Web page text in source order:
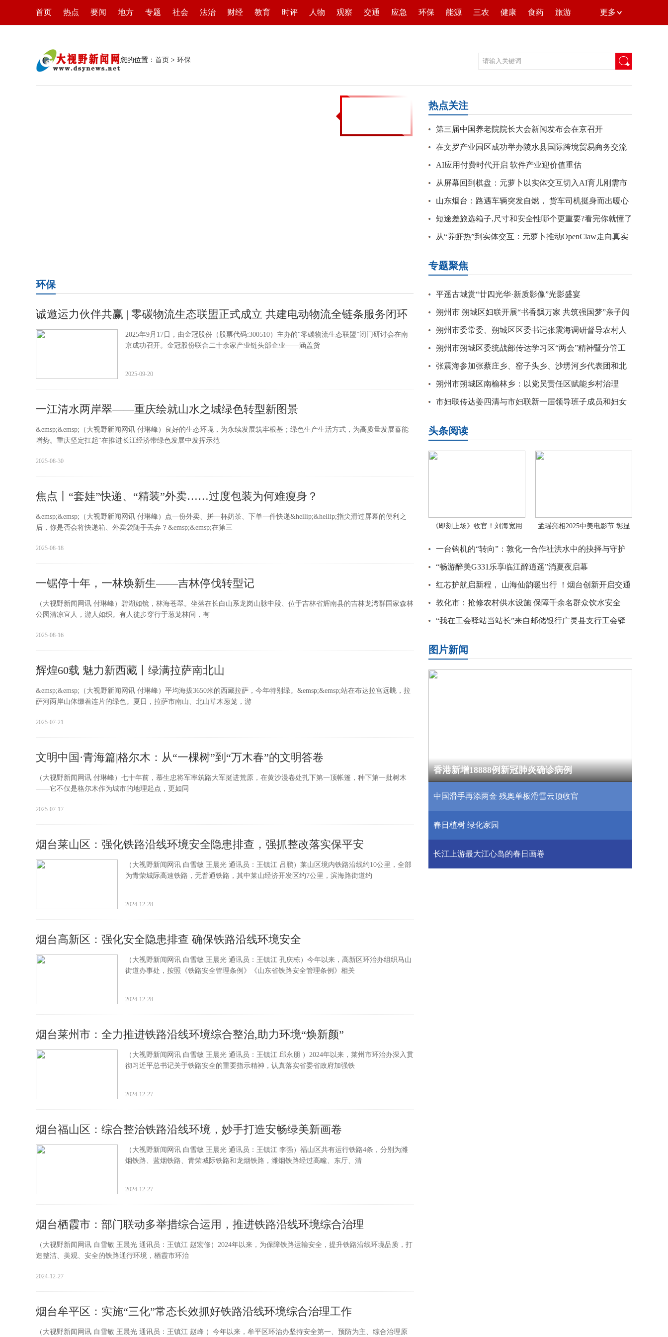
首页 热点 要闻 地方 专题 社会 法治 财经 教育 时评 人物 观察 交通 应急 环保 能源 三农 健康 食药 旅游 更多
您的位置： 首页 > 环保
环保
诚邀运力伙伴共赢 | 零碳物流生态联盟正式成立 共建电动物流全链条服务闭环
2025年9月17日，由金冠股份（股票代码:300510）主办的“零碳物流生态联盟”闭门研讨会在南
京成功召开。金冠股份联合二十余家产业链头部企业——涵盖货
2025-09-20
一江清水两岸翠——重庆绘就山水之城绿色转型新图景
&emsp;&emsp;（大视野新闻网讯 付琳峰）良好的生态环境，为永续发展筑牢根基；绿色生产生活方式，为高质量发展蓄能
增势。重庆坚定扛起“在推进长江经济带绿色发展中发挥示范
2025-08-30
焦点丨“套娃”快递、“精装”外卖……过度包装为何难瘦身？
&emsp;&emsp;（大视野新闻网讯 付琳峰）点一份外卖、拼一杯奶茶、下单一件快递&hellip;&hellip;指尖滑过屏幕的便利之
后，你是否会将快递箱、外卖袋随手丢弃？&emsp;&emsp;在第三
2025-08-18
一锯停十年，一林焕新生——吉林停伐转型记
（大视野新闻网讯 付琳峰）碧湖如镜，林海苍翠。坐落在长白山系龙岗山脉中段、位于吉林省辉南县的吉林龙湾群国家森林
公园清凉宜人，游人如织。有人徒步穿行于葱茏林间，有
2025-08-16
辉煌60载 魅力新西藏丨绿满拉萨南北山
&emsp;&emsp;（大视野新闻网讯 付琳峰）平均海拔3650米的西藏拉萨，今年特别绿。&emsp;&emsp;站在布达拉宫远眺，拉
萨河两岸山体缀着连片的绿色。夏日，拉萨市南山、北山草木葱茏，游
2025-07-21
文明中国·青海篇|格尔木：从“一棵树”到“万木春”的文明答卷
（大视野新闻网讯 付琳峰）七十年前，慕生忠将军率筑路大军挺进荒原，在黄沙漫卷处扎下第一顶帐篷，种下第一批树木
——它不仅是格尔木作为城市的地理起点，更如同
2025-07-17
烟台莱山区：强化铁路沿线环境安全隐患排查，强抓整改落实保平安
（大视野新闻网讯 白雪敏 王晨光 通讯员：王镇江 吕鹏）莱山区境内铁路沿线约10公里，全部
为青荣城际高速铁路，无普通铁路，其中莱山经济开发区约7公里，滨海路街道约
2024-12-28
烟台高新区：强化安全隐患排查 确保铁路沿线环境安全
（大视野新闻网讯 白雪敏 王晨光 通讯员：王镇江 孔庆栋）今年以来，高新区环治办组织马山
街道办事处，按照《铁路安全管理条例》《山东省铁路安全管理条例》相关
2024-12-28
烟台莱州市：全力推进铁路沿线环境综合整治,助力环境“焕新颜”
（大视野新闻网讯 白雪敏 王晨光 通讯员：王镇江 邱永朋 ）2024年以来，莱州市环治办深入贯
彻习近平总书记关于铁路安全的重要指示精神，认真落实省委省政府加强铁
2024-12-27
烟台福山区：综合整治铁路沿线环境，妙手打造安畅绿美新画卷
（大视野新闻网讯 白雪敏 王晨光 通讯员：王镇江 李强）福山区共有运行铁路4条，分别为潍
烟铁路、蓝烟铁路、青荣城际铁路和龙烟铁路，潍烟铁路经过高疃、东厅、清
2024-12-27
烟台栖霞市：部门联动多举措综合运用，推进铁路沿线环境综合治理
（大视野新闻网讯 白雪敏 王晨光 通讯员：王镇江 赵宏修）2024年以来，为保障铁路运输安全，提升铁路沿线环境品质，打
造整洁、美观、安全的铁路通行环境，栖霞市环治
2024-12-27
烟台牟平区：实施“三化”常态长效抓好铁路沿线环境综合治理工作
（大视野新闻网讯 白雪敏 王晨光 通讯员：王镇江 赵峰 ）今年以来，牟平区环治办坚持安全第一、预防为主、综合治理原
热点关注
第三届中国养老院院长大会新闻发布会在京召开
在文罗产业园区成功举办陵水县国际跨境贸易商务交流
会-共探自贸
AI应用付费时代开启 软件产业迎价值重估
从屏幕回到棋盘：元萝卜以实体交互切入AI育儿刚需市
场
山东烟台：路遇车辆突发自燃， 货车司机挺身而出暖心
灭火！
短途差旅选箱子,尺寸和安全性哪个更重要?看完你就懂了
从“养虾热”到实体交互：元萝卜推动OpenClaw走向真实
专题聚焦
平遥古城赏“廿四光华·新质影像”光影盛宴
朔州市 朔城区妇联开展“书香飘万家 共筑强国梦”亲子阅
读讲座活
朔州市委常委、朔城区区委书记张震海调研督导农村人
居环境整治提
朔州市朔城区委统战部传达学习区“两会”精神暨分管工
作部署会议
张震海参加张蔡庄乡、窑子头乡、沙塄河乡代表团和北
旺庄代表团分
朔州市朔城区南榆林乡：以党员责任区赋能乡村治理
市妇联传达姜四清与市妇联新一届领导班子成员和妇女
头条阅读
《即刻上场》收官！刘海宽用
孟瑶亮相2025中美电影节 彰显
一台钩机的“转向”：敦化一合作社洪水中的抉择与守护
“畅游醉美G331乐享临江醉逍遥”消夏夜启幕
红芯护航启新程， 山海仙韵暖出行 ！烟台创新开启交通
文旅实景党建新
敦化市：抢修农村供水设施 保障千余名群众饮水安全
“我在工会驿站当站长”来自邮储银行广灵县支行工会驿
图片新闻
香港新增18888例新冠肺炎确诊病例
香港新增18888例新冠肺炎确诊病例
中国滑手再添两金 残奥单板滑雪云顶收官
中国滑手再添两金 残奥单板滑雪云顶收官
春日植树 绿化家园
春日植树 绿化家园
长江上游最大江心岛的春日画卷
长江上游最大江心岛的春日画卷